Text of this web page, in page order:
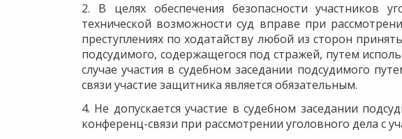
2. В целях обеспечения безопасности участников
технической возможности суд вправе при
преступлениях по ходатайству любой из сторон
подсудимого, содержащегося под стражей, путем
случае участия в судебном заседании подсудимого
связи участие защитника является обязательным.
4. Не допускается участие в судебном заседании
конференц-связи при рассмотрении уголовного дела с